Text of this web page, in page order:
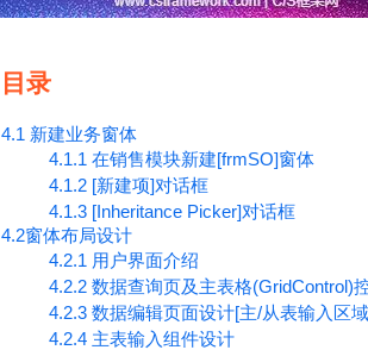
目录
4.1 新建业务窗体
4.1.1 在销售模块新建[frmSO]窗体
4.1.2 [新建项]对话框
4.1.3 [Inheritance Picker]对话框
4.2窗体布局设计
4.2.1 用户界面介绍
4.2.2 数据查询页及主表格(GridControl)
4.2.3 数据编辑页面设计[主/从表输入区
4.2.4 主表输入组件设计